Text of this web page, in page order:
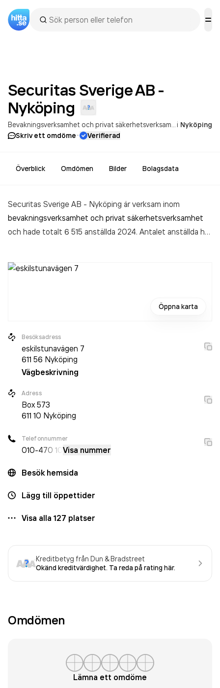
Securitas Sverige AB -
Nyköping
i Nyköping
Skriv ett omdöme· Verifierad
Överblick Omdömen Bilder Bolagsdata
Securitas Sverige AB - Nyköping är verksam inom
bevakningsverksamhet och privat säkerhetsverksamhet
och hade totalt 6 515 anställda 2024. Antalet anställda har
aktivt sedan 1972. Securitas Sverige AB - Nyköping
Öppna karta
Besöksadress
eskilstunavägen 7
611 56 Nyköping
Vägbeskrivning
Adress
Box573
611 10 Nyköping
Telefonnummer
010-470 10 Visa nummer
Besök hemsida
Lägg till öppettider
Visa alla 127 platser
Kreditbetyg från Dun & Bradstreet
Okänd kreditvärdighet. Ta reda på rating här.
Omdömen
Lämna ett omdöme